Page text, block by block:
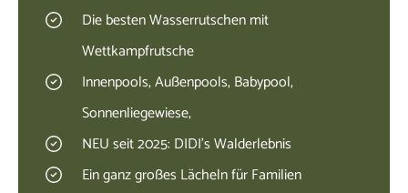
Die besten Wasserrutschen mit
Wettkampfrutsche
Innenpools, Außenpools, Babypool,
Sonnenliegewiese,
NEU seit 2025: DIDI's Walderlebnis
Ein ganz großes Lächeln für Familien